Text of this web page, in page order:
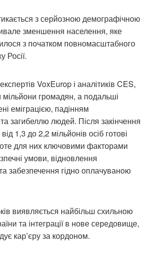
з серйозною демографічною
зменшення населення, яке
з початком повномасштабного
Росії.
VoxEurop і аналітиків CES,
мільйони громадян, а подальші
еміграцією, падінням
загибеллю людей. Після закінчення
1,3 до 2,2 мільйонів осіб готові
для них ключовими факторами
умови, відновлення
забезпечення гідно оплачуваною
виявляється найбільш схильною
та інтеграції в нове середовище,
кар’єру за кордоном.